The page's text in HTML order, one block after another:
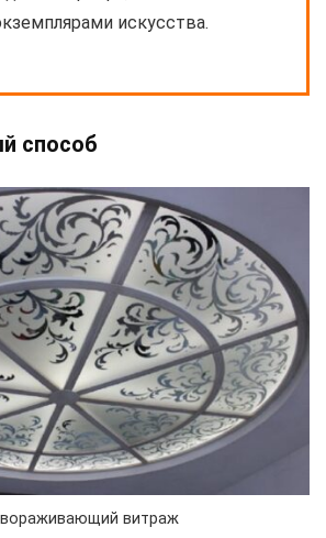
искусства.
способ
витраж